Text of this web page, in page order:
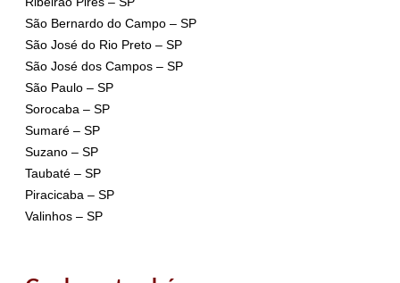
São Bernardo do Campo – SP
São José do Rio Preto – SP
São José dos Campos – SP
São Paulo – SP
Sorocaba – SP
Sumaré – SP
Suzano – SP
Taubaté – SP
Piracicaba – SP
Valinhos – SP